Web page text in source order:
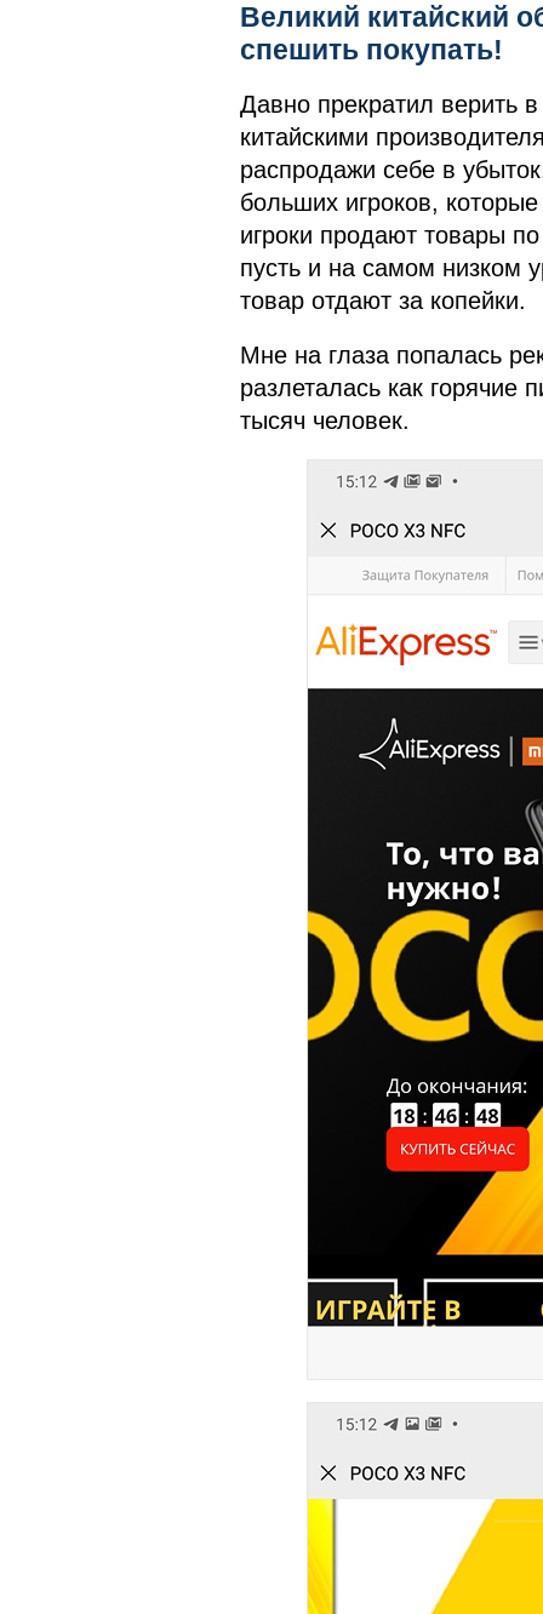
Великий китайский
спешить покупать!
Давно прекратил верить
китайскими
распродажи себе в
больших игроков,
игроки продают товары
пусть и на самом низком
товар отдают за копейки.
Мне на глаза попалась
разлеталась как горячие
тысяч человек.